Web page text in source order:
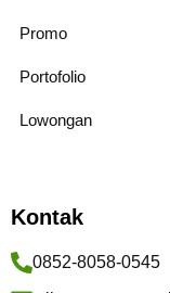
Promo
Portofolio
Lowongan
Kontak
0852-8058-0545